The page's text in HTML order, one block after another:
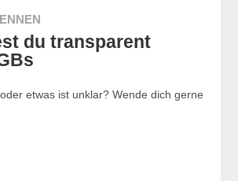
du transparent
etwas ist unklar? Wende dich gerne